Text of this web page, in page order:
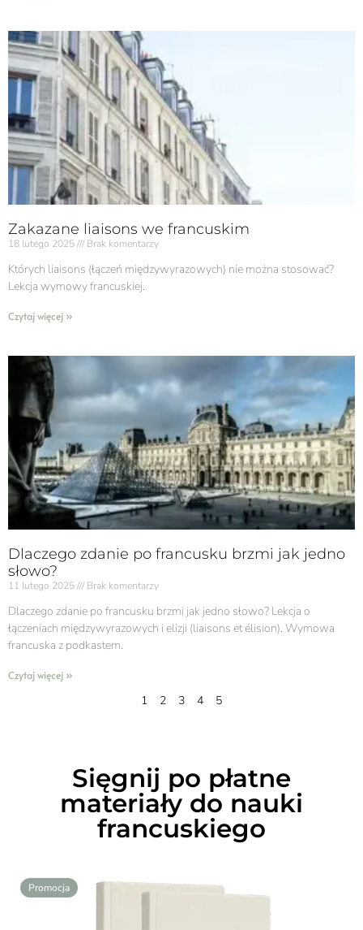
Zakazane liaisons we francuskim
18 lutego 2025 Brak komentarzy
Których liaisons (łączeń międzywyrazowych) nie można stosować?
Lekcja wymowy francuskiej.
Czytaj więcej »
Dlaczego zdanie po francusku brzmi jak jedno
słowo?
11 lutego 2025 Brak komentarzy
Dlaczego zdanie po francusku brzmi jak jedno słowo? Lekcja o
łączeniach międzywyrazowych i elizji (liaisons et élision). Wymowa
francuska z podkastem.
Czytaj więcej »
1 2 3 4 5
Sięgnij po płatne
materiały do nauki
francuskiego
Promocja